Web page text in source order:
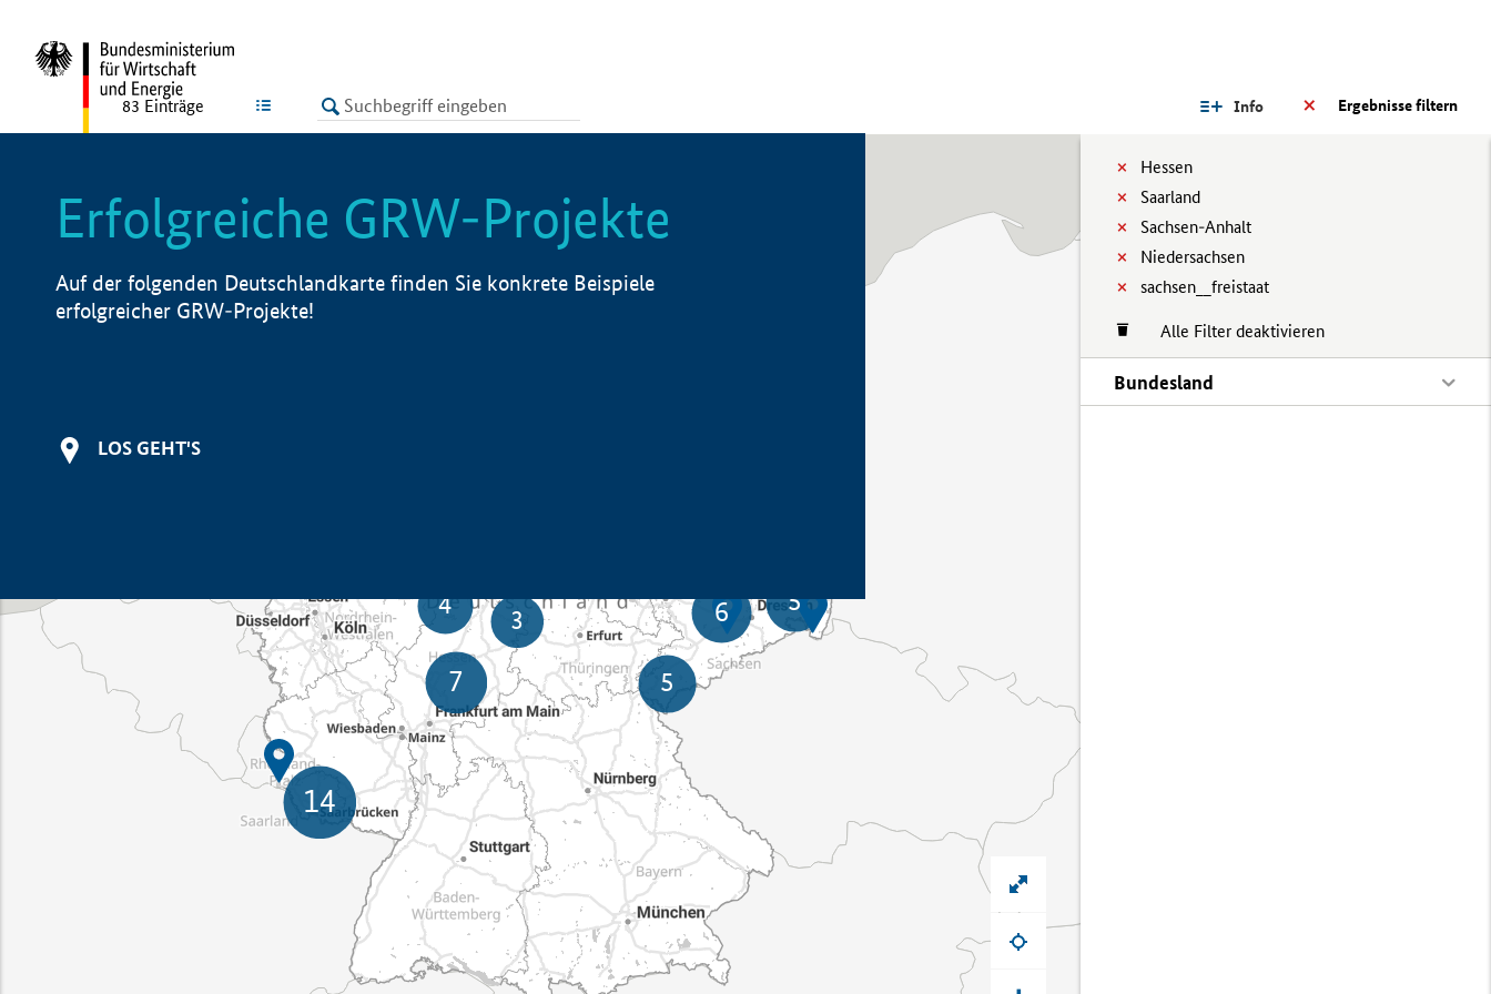
LISTE Ergebnisse filtern
Info
Hessen
Saarland
Sachsen-Anhalt
Niedersachsen
sachsen__freistaat
Alle Filter deaktivieren
Bundesland
83 Einträge
Erfolgreiche GRW-Projekte
Auf der folgenden Deutschlandkarte finden Sie konkrete Beispiele
erfolgreicher GRW-Projekte!
LOS GEHT'S